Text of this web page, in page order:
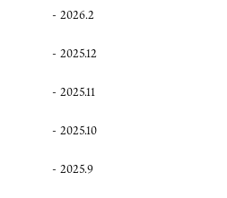
2026.2
2025.12
2025.11
2025.10
2025.9